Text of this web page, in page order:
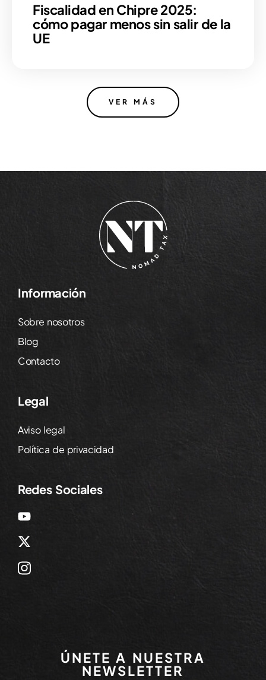
Fiscalidad en Chipre 2025:
cómo pagar menos sin salir de la
UE
VER MÁS
Información
Sobre nosotros
Blog
Contacto
Legal
Aviso legal
Política de privacidad
Redes Sociales
ÚNETE A NUESTRA
NEWSLETTER